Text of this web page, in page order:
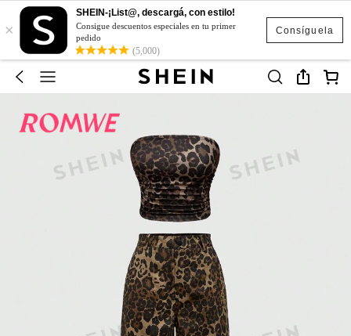
Consíguela
×
SHEIN-¡List@, descargá, con estilo!
Consigue descuentos especiales en tu primer
pedido
(5,000)